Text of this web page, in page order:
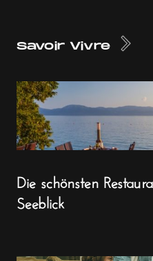
Savoir Vivre
Die schönsten
Seeblick